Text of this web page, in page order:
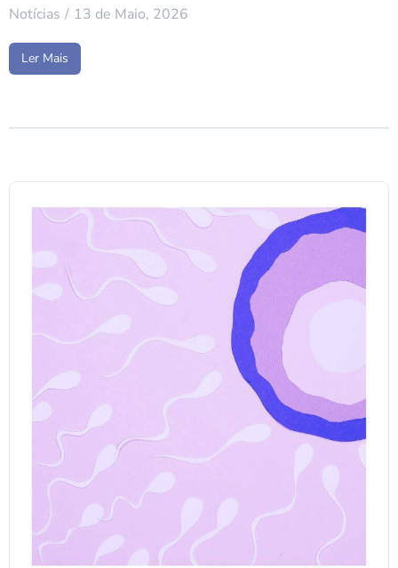
Notícias 13 de Maio, 2026
Ler Mais